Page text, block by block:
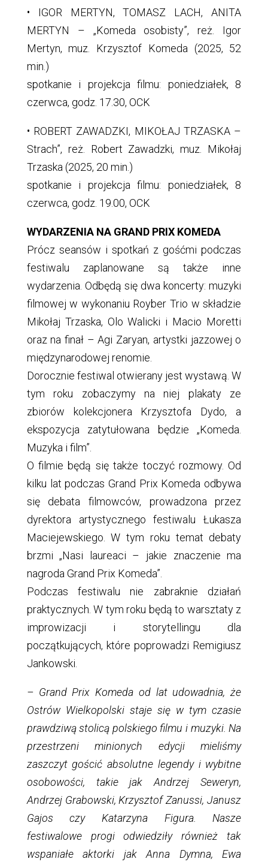
• IGOR MERTYN, TOMASZ LACH, ANITA
MERTYN – „Komeda osobisty”, reż. Igor
Mertyn, muz. Krzysztof Komeda (2025, 52
min.)
spotkanie i projekcja filmu: poniedziałek, 8
czerwca, godz. 17.30, OCK
• ROBERT ZAWADZKI, MIKOŁAJ TRZASKA –
Strach”, reż. Robert Zawadzki, muz. Mikołaj
Trzaska (2025, 20 min.)
spotkanie i projekcja filmu: poniedziałek, 8
czerwca, godz. 19.00, OCK
WYDARZENIA NA GRAND PRIX KOMEDA
Prócz seansów i spotkań z gośćmi podczas
festiwalu zaplanowane są także inne
wydarzenia. Odbędą się dwa koncerty: muzyki
filmowej w wykonaniu Royber Trio w składzie
Mikołaj Trzaska, Olo Walicki i Macio Moretti
oraz na finał – Agi Zaryan, artystki jazzowej o
międzynarodowej renomie.
Dorocznie festiwal otwierany jest wystawą. W
tym roku zobaczymy na niej plakaty ze
zbiorów kolekcjonera Krzysztofa Dydo, a
ekspozycja zatytułowana będzie „Komeda.
Muzyka i film”.
O filmie będą się także toczyć rozmowy. Od
kilku lat podczas Grand Prix Komeda odbywa
się debata filmowców, prowadzona przez
dyrektora artystycznego festiwalu Łukasza
Maciejewskiego. W tym roku temat debaty
brzmi „Nasi laureaci – jakie znaczenie ma
nagroda Grand Prix Komeda”.
Podczas festiwalu nie zabraknie działań
praktycznych. W tym roku będą to warsztaty z
improwizacji i storytellingu dla
początkujących, które poprowadzi Remigiusz
Jankowski.
– Grand Prix Komeda od lat udowadnia, że
Ostrów Wielkopolski staje się w tym czasie
prawdziwą stolicą polskiego filmu i muzyki. Na
przestrzeni minionych edycji mieliśmy
zaszczyt gościć absolutne legendy i wybitne
osobowości, takie jak Andrzej Seweryn,
Andrzej Grabowski, Krzysztof Zanussi, Janusz
Gajos czy Katarzyna Figura. Nasze
festiwalowe progi odwiedziły również tak
wspaniałe aktorki jak Anna Dymna, Ewa